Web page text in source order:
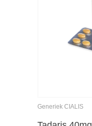
Generiek CIALIS